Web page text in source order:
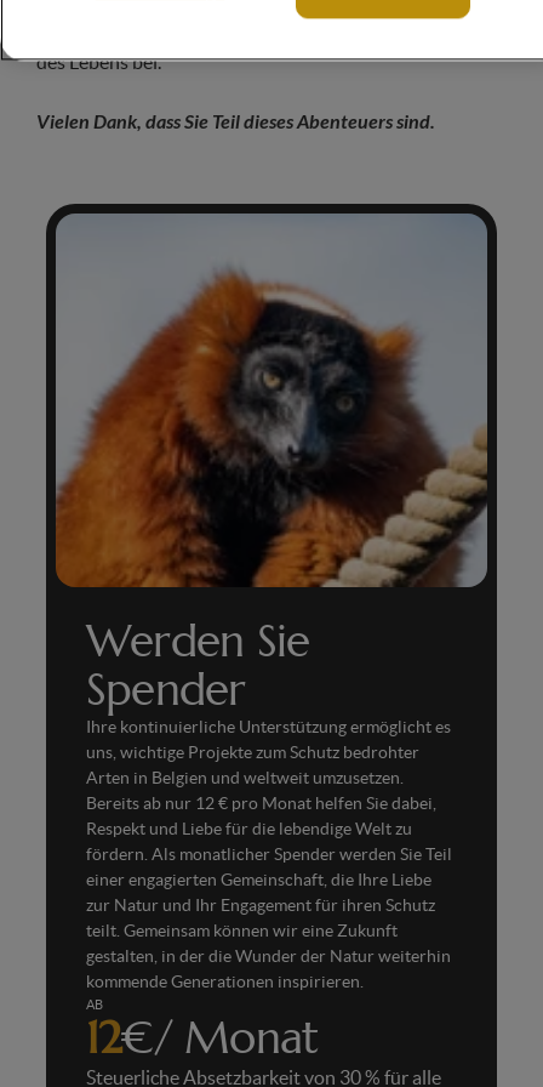
des Lebens bei.
Vielen Dank, dass Sie Teil dieses Abenteuers sind.
Werden Sie
Spender
Ihre kontinuierliche Unterstützung ermöglicht es
uns, wichtige Projekte zum Schutz bedrohter
Arten in Belgien und weltweit umzusetzen.
Bereits ab nur 12 € pro Monat helfen Sie dabei,
Respekt und Liebe für die lebendige Welt zu
fördern. Als monatlicher Spender werden Sie Teil
einer engagierten Gemeinschaft, die Ihre Liebe
zur Natur und Ihr Engagement für ihren Schutz
teilt. Gemeinsam können wir eine Zukunft
gestalten, in der die Wunder der Natur weiterhin
kommende Generationen inspirieren.
AB
12€/ Monat
Steuerliche Absetzbarkeit von 30 % für alle